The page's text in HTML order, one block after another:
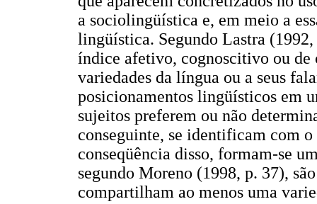
a sociolingüística e, em meio a
lingüística. Segundo Lastra
índice afetivo, cognoscitivo ou de
variedades da língua ou a seus
posicionamentos lingüísticos em
sujeitos preferem ou não
conseguinte, se identificam com
conseqüência disso, formam-se
segundo Moreno (1998, p. 37),
compartilham ao menos uma